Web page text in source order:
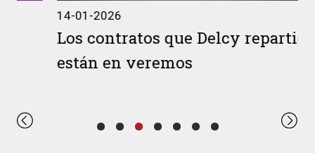
14-01-2026
Los contratos que Delcy repartió
están en veremos